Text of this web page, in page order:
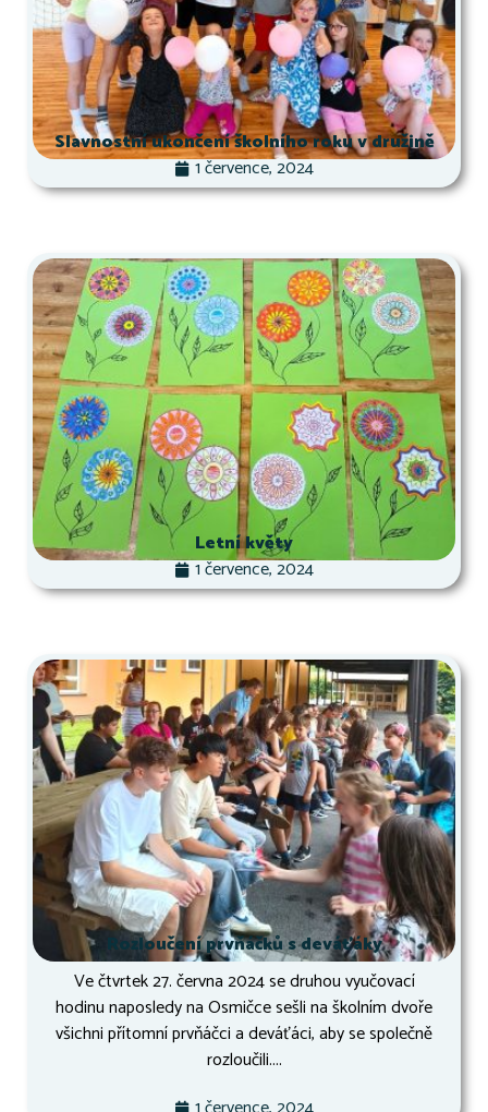
Slavnostní ukončení školního roku v družině
1 července, 2024
Letní květy
1 července, 2024
Rozloučení prvňáčků s deváťáky
Ve čtvrtek 27. června 2024 se druhou vyučovací
hodinu naposledy na Osmičce sešli na školním dvoře
všichni přítomní prvňáčci a deváťáci, aby se společně
rozloučili....